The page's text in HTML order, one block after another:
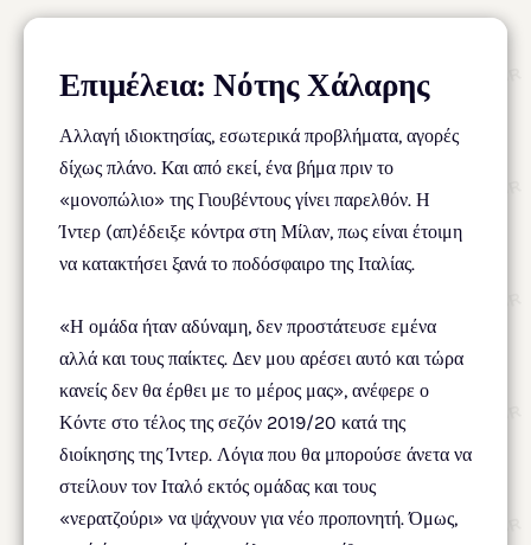
Επιμέλεια: Νότης Χάλαρης
Αλλαγή ιδιοκτησίας, εσωτερικά προβλήματα, αγορές
δίχως πλάνο. Και από εκεί, ένα βήμα πριν το
«μονοπώλιο» της Γιουβέντους γίνει παρελθόν. Η
Ίντερ (απ)έδειξε κόντρα στη Μίλαν, πως είναι έτοιμη
να κατακτήσει ξανά το ποδόσφαιρο της Ιταλίας.
«Η ομάδα ήταν αδύναμη, δεν προστάτευσε εμένα
αλλά και τους παίκτες. Δεν μου αρέσει αυτό και τώρα
κανείς δεν θα έρθει με το μέρος μας», ανέφερε ο
Κόντε στο τέλος της σεζόν 2019/20 κατά της
διοίκησης της Ίντερ. Λόγια που θα μπορούσε άνετα να
στείλουν τον Ιταλό εκτός ομάδας και τους
«νερατζούρι» να ψάχνουν για νέο προπονητή. Όμως,